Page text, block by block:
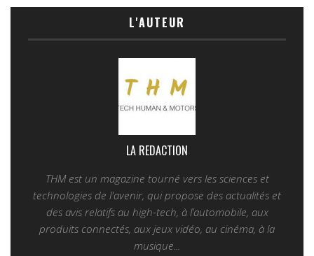
L'AUTEUR
LA REDACTION
THM est un magazine tourné vers les sciences et
technologies de l'avenir, qui propose des actualités et
des avis relatifs au high-tech, à l’automobile, aux
produits connectés, aux jeux vidéo, au cinéma, à la
musique...